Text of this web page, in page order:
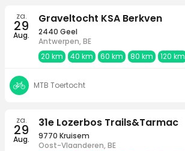
za.
29
Aug.
Graveltocht KSA Berkven
2440 Geel
Antwerpen, BE
20 km
40 km 60 km 80 km 120 km
MTB Toertocht
za.
29
Aug.
31e Lozerbos Trails&Tarmac
9770 Kruisem
Oost-Vlaanderen, BE